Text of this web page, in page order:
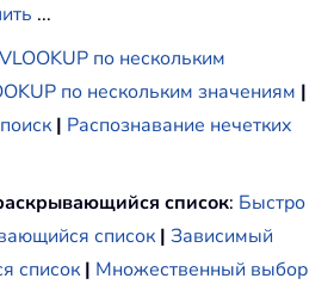
...
VLOOKUP по нескольким
по нескольким значениям |
| Распознавание нечетких
список: Быстро
список | Зависимый
список | Множественный выбор